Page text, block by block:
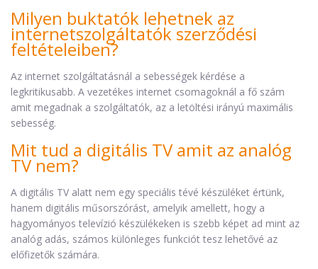
Milyen buktatók lehetnek az
internetszolgáltatók szerződési
feltételeiben?
Az internet szolgáltatásnál a sebességek kérdése a
legkritikusabb. A vezetékes internet csomagoknál a fő szám
amit megadnak a szolgáltatók, az a letöltési irányú maximális
sebesség.
Mit tud a digitális TV amit az analóg
TV nem?
A digitális TV alatt nem egy speciális tévé készüléket értünk,
hanem digitális műsorszórást, amelyik amellett, hogy a
hagyományos televízió készülékeken is szebb képet ad mint az
analóg adás, számos különleges funkciót tesz lehetővé az
előfizetők számára.